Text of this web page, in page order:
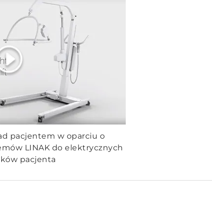
pacjentem w oparciu o
LINAK do elektrycznych
pacjenta